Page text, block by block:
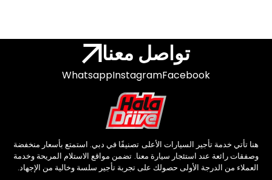
تواصل معنا
Facebook
Instagram
Whatsapp
هنا تأتي خدمة تأجير السيارات الأعلى تصنيفًا في دبي. استمتع بأسعار منخفضة
وصفقات رائعة عند استئجار سيارة معنا. تضمن مواقع الاستلام المريحة وخدمة
العملاء من الدرجة الأولى حصولك على تجربة تأجير سلسة وخالية من الإجهاد.